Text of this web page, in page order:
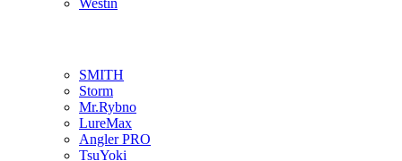
Westin
SMITH
Storm
Mr.Rybno
LureMax
Angler PRO
TsuYoki